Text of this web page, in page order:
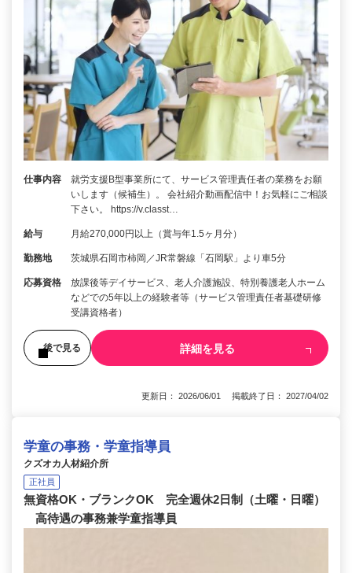
仕事内容
就労支援B型事業所にて、サービス管理責任者の業務をお願
いします（候補生）。 会社紹介動画配信中！お気軽にご相談
下さい。 https://v.classt…
給与 月給270,000円以上（賞与年1.5ヶ月分）
勤務地 茨城県石岡市柿岡／JR常磐線「石岡駅」より車5分
応募資格
放課後等デイサービス、老人介護施設、特別養護老人ホーム
などでの5年以上の経験者等（サービス管理責任者基礎研修
受講資格者）
後で見る 詳細を見る
更新日： 2026/06/01 掲載終了日： 2027/04/02
学童の事務・学童指導員
クズオカ人材紹介所
正社員
無資格OK・ブランクOK 完全週休2日制（土曜・日曜）
高待遇の事務兼学童指導員